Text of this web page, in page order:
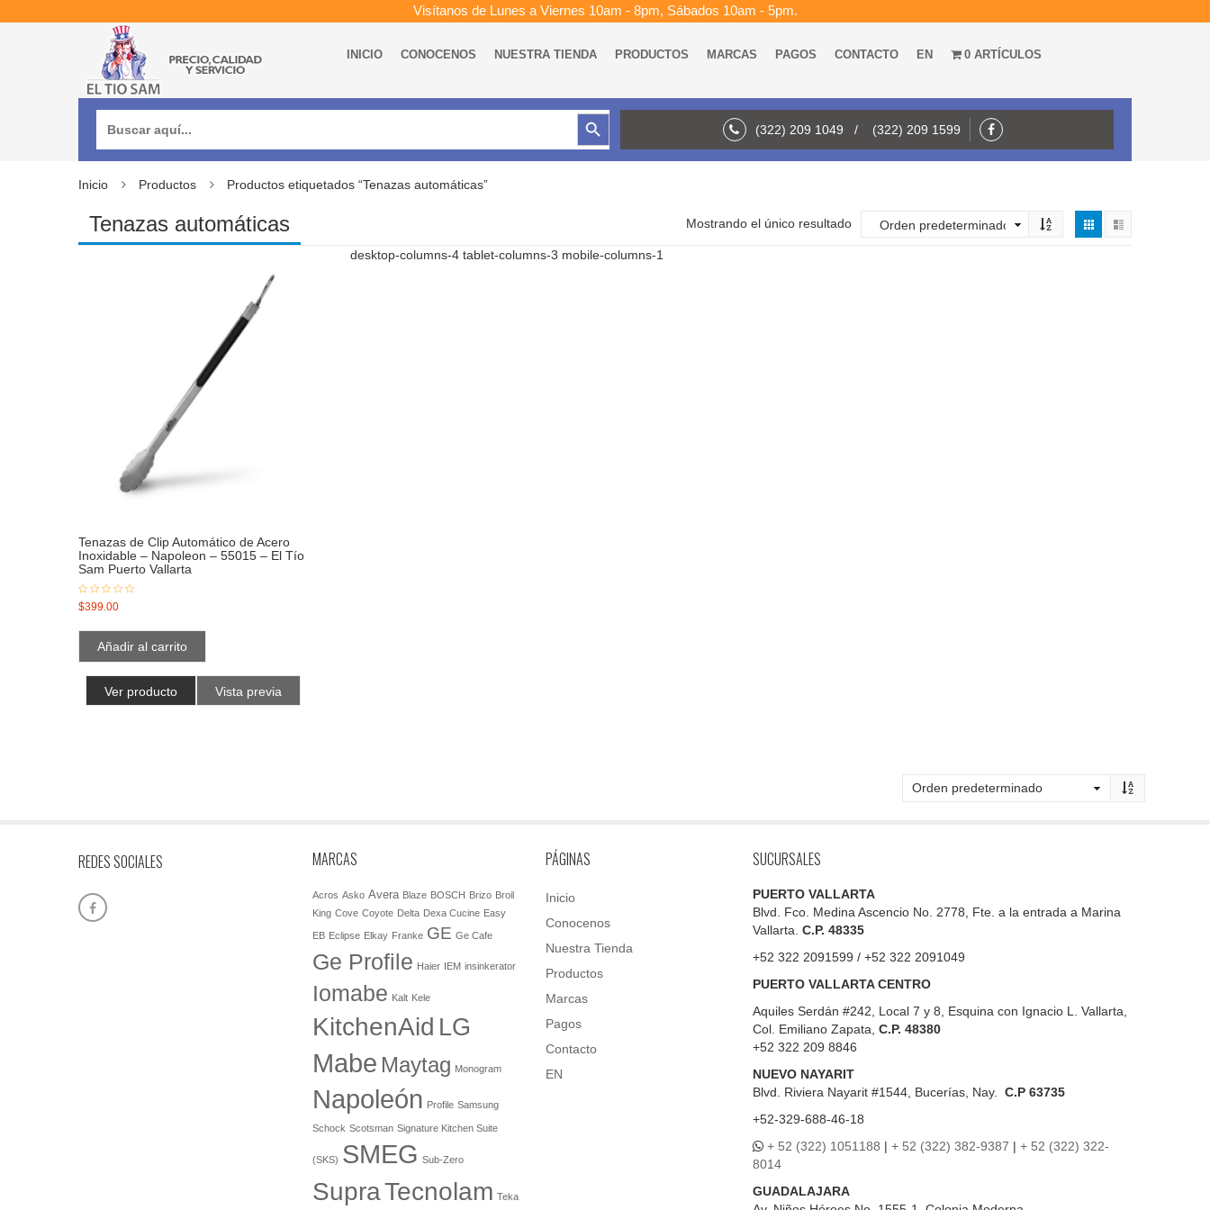
Visítanos de Lunes a Viernes 10am - 8pm, Sábados 10am - 5pm.
INICIO CONOCENOS NUESTRA TIENDA PRODUCTOS MARCAS PAGOS CONTACTO EN 0 ARTÍCULOS
Botón de búsqueda
(322) 209 1049 / (322) 209 1599
Inicio Productos Productos etiquetados “Tenazas automáticas”
Tenazas automáticas Mostrando el único resultado
desktop-columns-4 tablet-columns-3 mobile-columns-1
Tenazas de Clip Automático de Acero
Inoxidable – Napoleon – 55015 – El Tío
Sam Puerto Vallarta
$399.00
Añadir al carrito
Ver producto Vista previa
REDES SOCIALES MARCAS
Acros Asko Avera Blaze BOSCH Brizo Broil
King Cove Coyote Delta Dexa Cucine Easy
EB Eclipse Elkay Franke GE Ge Cafe
Ge Profile Haier IEM insinkerator
Iomabe Kalt Kele
KitchenAid LG
Mabe Maytag Monogram
Napoleón Profile Samsung
Schock Scotsman Signature Kitchen Suite
(SKS) SMEG Sub-Zero
SupraTecnolam Teka
PÁGINAS
Inicio
Conocenos
Nuestra Tienda
Productos
Marcas
Pagos
Contacto
EN
SUCURSALES
PUERTO VALLARTA
Blvd. Fco. Medina Ascencio No. 2778, Fte. a la entrada a Marina
Vallarta. C.P. 48335
+52 322 2091599 / +52 322 2091049
PUERTO VALLARTA CENTRO
Aquiles Serdán #242, Local 7 y 8, Esquina con Ignacio L. Vallarta,
Col. Emiliano Zapata, C.P. 48380
+52 322 209 8846
NUEVO NAYARIT
Blvd.
Riviera Nayarit #1544, Bucerías, Nay. C.P 63735
+52-329-688-46-18
+ 52 (322) 1051188 | + 52 (322) 382-9387 | + 52 (322) 322-
8014
GUADALAJARA